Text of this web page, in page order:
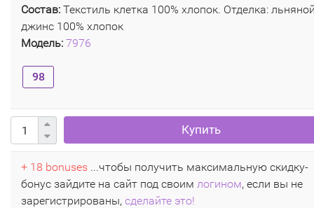
Состав: Текстиль клетка 100% хлопок. Отделка:
джинс 100% хлопок
Модель: 7976
98
Купить
+ 18 bonuses ...чтобы получить максимальную скидку-
бонус зайдите на сайт под своим логином, если вы не
зарегистрированы, сделайте это!